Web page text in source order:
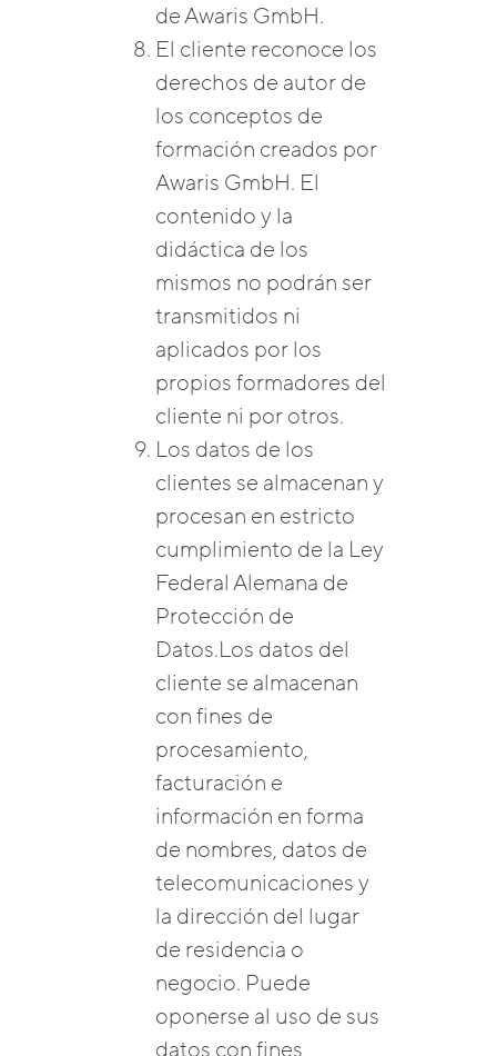
de Awaris GmbH.
El cliente reconoce los
derechos de autor de
los conceptos de
formación creados por
Awaris GmbH. El
contenido y la
didáctica de los
mismos no podrán ser
transmitidos ni
aplicados por los
propios formadores del
cliente ni por otros.
Los datos de los
clientes se almacenan y
procesan en estricto
cumplimiento de la Ley
Federal Alemana de
Protección de
Datos.Los datos del
cliente se almacenan
con fines de
procesamiento,
facturación e
información en forma
de nombres, datos de
telecomunicaciones y
la dirección del lugar
de residencia o
negocio. Puede
oponerse al uso de sus